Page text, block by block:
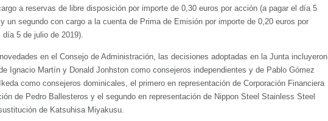
a reservas de libre disposición por importe de 0,30 euros por acción (a pagar el día 5
un segundo con cargo a la cuenta de Prima de Emisión por importe de 0,20 euros por
día 5 de julio de 2019).
en el Consejo de Administración, las decisiones adoptadas en la Junta incluyeron
Ignacio Martín y Donald Jonhston como consejeros independientes y de Pablo Gómez
como consejeros dominicales, el primero en representación de Corporación Financiera
de Pedro Ballesteros y el segundo en representación de Nippon Steel Stainless Steel
de Katsuhisa Miyakusu.